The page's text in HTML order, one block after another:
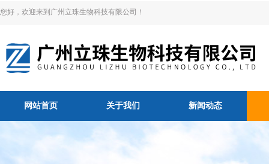
您好，欢迎来到广州立珠生物科技有限公司！
网站首页 关于我们 新闻动态